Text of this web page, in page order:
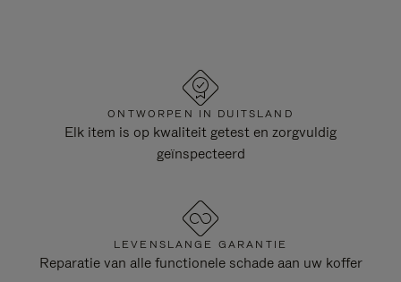
ONTWORPEN IN DUITSLAND
Elk item is op kwaliteit getest en zorgvuldig
geïnspecteerd
LEVENSLANGE GARANTIE
Reparatie van alle functionele schade aan uw koffer